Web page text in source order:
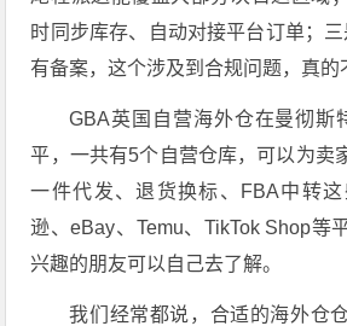
时同步库存、自动对接平台订单；
有备案，这个涉及到合规问题，真的
GBA英国自营海外仓在曼彻斯
平，一共有5个自营仓库，可以为卖
一件代发、退货换标、FBA中转
逊、eBay、Temu、TikTok Shop等
兴趣的朋友可以自己去了解。
我们经常都说，合适的海外仓